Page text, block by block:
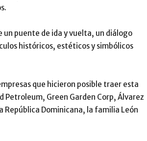
un puente de ida y vuelta, un diálogo
históricos, estéticos y simbólicos
que hicieron posible traer esta
Petroleum, Green Garden Corp, Álvarez
República Dominicana, la familia León